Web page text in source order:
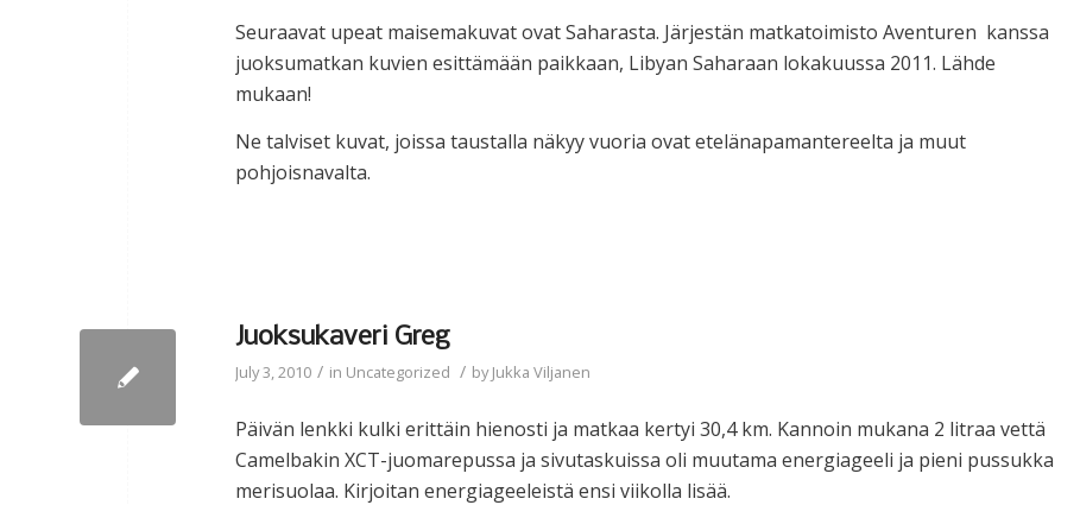
Seuraavat upeat maisemakuvat ovat Saharasta. Järjestän matkatoimisto Aventuren kanssa
juoksumatkan kuvien esittämään paikkaan, Libyan Saharaan lokakuussa 2011. Lähde
mukaan!
Ne talviset kuvat, joissa taustalla näkyy vuoria ovat etelänapamantereelta ja muut
pohjoisnavalta.
Juoksukaveri Greg
July 3, 2010 / in Uncategorized / byJukka Viljanen
Päivän lenkki kulki erittäin hienosti ja matkaa kertyi 30,4 km. Kannoin mukana 2 litraa vettä
Camelbakin XCT-juomarepussa ja sivutaskuissa oli muutama energiageeli ja pieni pussukka
merisuolaa. Kirjoitan energiageeleistä ensi viikolla lisää.